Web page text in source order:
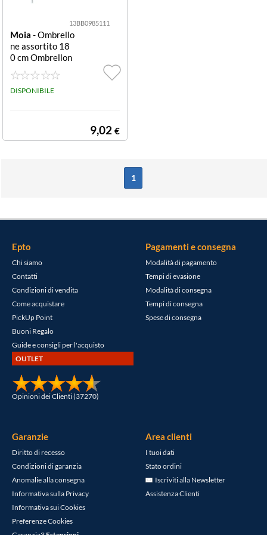
13BB0985111
Moia - Ombrello
ne assortito 18
0 cm Ombrellon
e Moia A644 As
sortito
DISPONIBILE
9,02 €
1
Epto
Chi siamo
Contatti
Condizioni di vendita
Come acquistare
PickUp Point
Buoni Regalo
Guide e consigli per l'acquisto
OUTLET
Opinioni dei Clienti (37270)
Pagamenti e consegna
Modalità di pagamento
Tempi di evasione
Modalità di consegna
Tempi di consegna
Spese di consegna
Garanzie
Diritto di recesso
Condizioni di garanzia
Anomalie alla consegna
Informativa sulla Privacy
Informativa sui Cookies
Preferenze Cookies
Area clienti
I tuoi dati
Stato ordini
Iscriviti alla Newsletter
Assistenza Clienti